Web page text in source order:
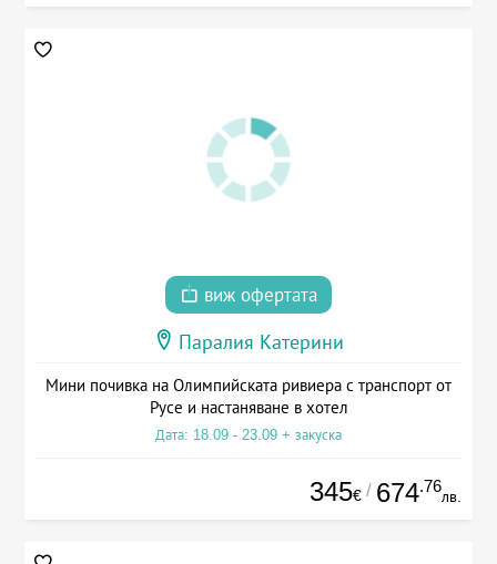
виж офертата
Паралия Катерини
Мини почивка на Олимпийската ривиера с транспорт от
Русе и настаняване в хотел
Дата: 18.09 - 23.09 + закуска
345€ / 674.76
лв.